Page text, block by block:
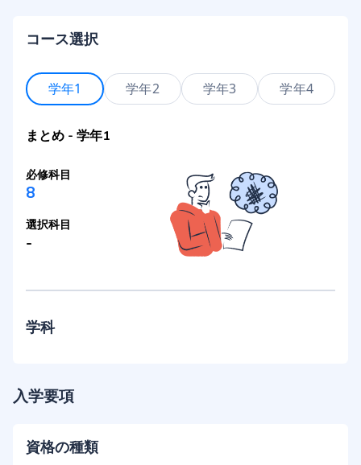
コース選択
学年1 学年2 学年3 学年4
まとめ - 学年1
必修科目
8
選択科目
-
学科
入学要項
資格の種類